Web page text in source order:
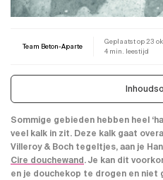
Team Beton-Aparte
Geplaatst op23
4 min. leestijd
Sommige gebieden hebben heel
veel kalk in zit. Deze kalk gaat
Villeroy & Boch tegeltjes, aan je
Cire douchewand. Je kan dit
en je douchekop te drogen en niet